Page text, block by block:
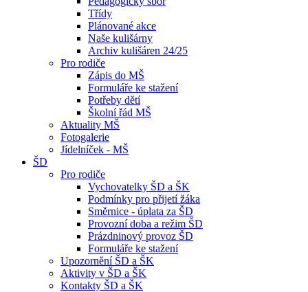
Třídy
Plánované akce
Naše kulišárny
Archiv kulišáren 24/25
Pro rodiče
Zápis do MŠ
Formuláře ke stažení
Potřeby dětí
Školní řád MŠ
Aktuality MŠ
Fotogalerie
Jídelníček - MŠ
ŠD
Pro rodiče
Vychovatelky ŠD a ŠK
Podmínky pro přijetí žáka
Směrnice - úplata za ŠD
Provozní doba a režim ŠD
Prázdninový provoz ŠD
Formuláře ke stažení
Upozornění ŠD a ŠK
Aktivity v ŠD a ŠK
Kontakty ŠD a ŠK